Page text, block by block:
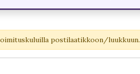
postilaatikkoon/luukkuun.